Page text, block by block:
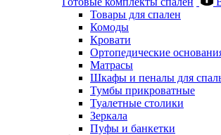
Товары для спален
Комоды
Кровати
Ортопедические
Матрасы
Шкафы и пеналы для
Тумбы прикроватные
Туалетные столики
Зеркала
Пуфы и банкетки